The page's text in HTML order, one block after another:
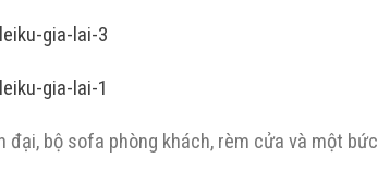
đại, bộ sofa phòng khách, rèm cửa và một bức